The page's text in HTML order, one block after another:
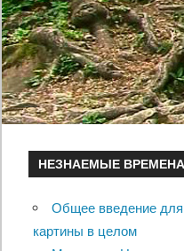
НЕЗНАЕМЫЕ ВРЕМЕНА
Общее введение
картины в целом